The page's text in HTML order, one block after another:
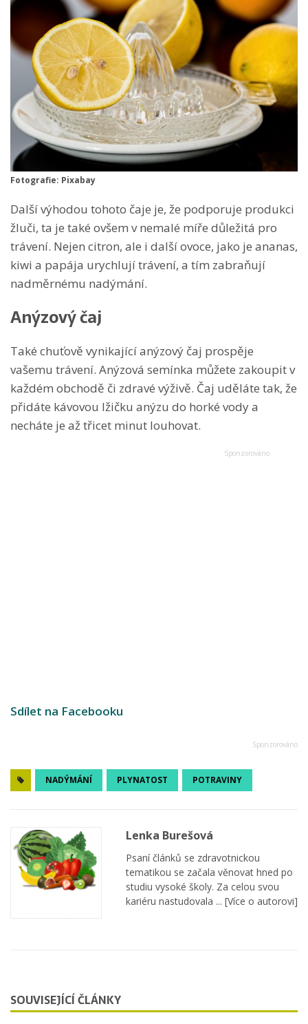
Fotografie: Pixabay
Další výhodou tohoto čaje je, že podporuje produkci
žluči, ta je také ovšem v nemalé míře důležitá pro
trávení. Nejen citron, ale i další ovoce, jako je ananas,
kiwi a papája urychlují trávení, a tím zabraňují
nadměrnému nadýmání.
Anýzový čaj
Také chuťově vynikající anýzový čaj prospěje
vašemu trávení. Anýzová semínka můžete zakoupit v
každém obchodě či zdravé výživě. Čaj uděláte tak, že
přidáte kávovou lžičku anýzu do horké vody a
necháte je až třicet minut louhovat.
Sdílet na Facebooku
NADÝMÁNÍ PLYNATOST POTRAVINY
Lenka Burešová
Psaní článků se zdravotnickou
tematikou se začala věnovat hned po
studiu vysoké školy. Za celou svou
kariéru nastudovala ... [Více o autorovi]
SOUVISEJÍCÍ ČLÁNKY